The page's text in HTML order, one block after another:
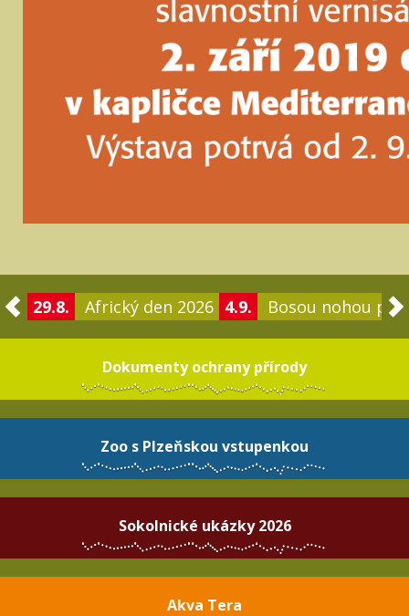
29.8. Africký den 2026 4.9. Bosou nohou po
Dokumenty ochrany přírody
Zoo s Plzeňskou vstupenkou
Sokolnické ukázky 2026
Akva Tera